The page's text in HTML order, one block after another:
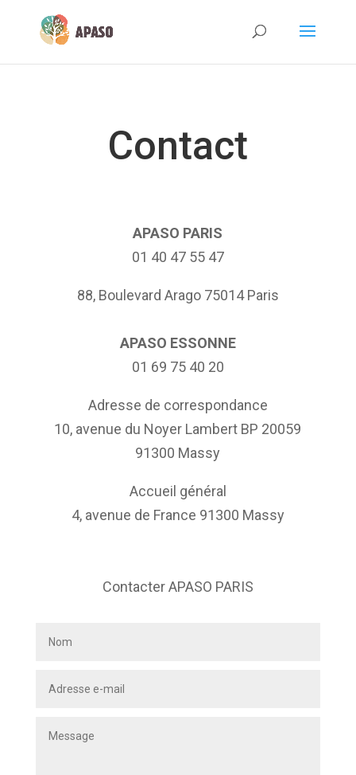
Contact
APASO PARIS
01 40 47 55 47
88, Boulevard Arago 75014 Paris
APASO ESSONNE
01 69 75 40 20
Adresse de correspondance
10, avenue du Noyer Lambert BP 20059
91300 Massy
Accueil général
4, avenue de France 91300 Massy
Contacter APASO PARIS